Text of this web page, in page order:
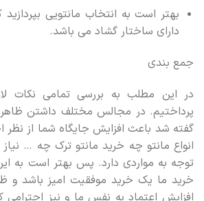
بهتر است به انتخاب مانتویی
دارای ساختار گشاد می باشد.
جمع بندی
در این مطلب به بررسی تمامی نکات
پرداختیم. در مجالس مختلف داشتن
گفته شد باعث افزایش جایگاه شما از نظر
انواع مانتو چه خرید مانتو ترک چه …
توجه به مواردی دارد. پس بهتر است به
خرید ما یک خرید موفقیت امیز باشد و
افزایش اعتماد به نفس ما و نیز احترامی